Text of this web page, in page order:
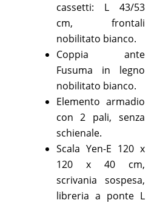
cassetti: L 43/53
cm, frontali
nobilitato bianco.
Coppia ante
Fusuma in legno
nobilitato bianco.
Elemento armadio
con 2 pali, senza
schienale.
Scala Yen-E 120 x
120 x 40 cm,
scrivania sospesa,
libreria a ponte L